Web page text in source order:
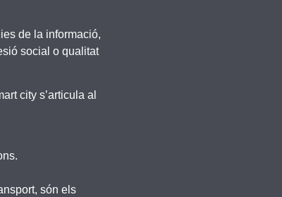
de la informació,
social o qualitat
city s’articula al
són els